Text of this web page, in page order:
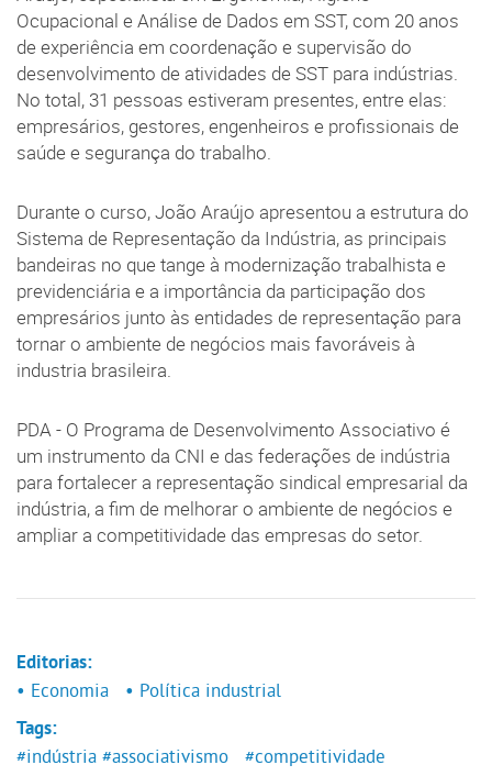
Ocupacional e Análise de Dados em SST, com 20 anos
de experiência em coordenação e supervisão do
desenvolvimento de atividades de SST para indústrias.
No total, 31 pessoas estiveram presentes, entre elas:
empresários, gestores, engenheiros e profissionais de
saúde e segurança do trabalho.
Durante o curso, João Araújo apresentou a estrutura do
Sistema de Representação da Indústria, as principais
bandeiras no que tange à modernização trabalhista e
previdenciária e a importância da participação dos
empresários junto às entidades de representação para
tornar o ambiente de negócios mais favoráveis à
industria brasileira.
PDA - O Programa de Desenvolvimento Associativo é
um instrumento da CNI e das federações de indústria
para fortalecer a representação sindical empresarial da
indústria, a fim de melhorar o ambiente de negócios e
ampliar a competitividade das empresas do setor.
Editorias:
• Economia
• Política industrial
Tags:
#indústria #associativismo
#competitividade